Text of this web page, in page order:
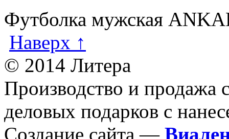
Футболка мужская
Наверх ↑
© 2014 Литера
Производство и продажа
деловых подарков с
Создание сайта —